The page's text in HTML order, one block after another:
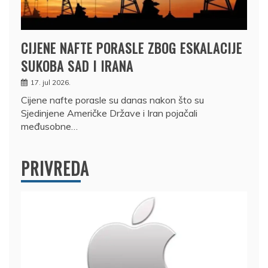
CIJENE NAFTE PORASLE ZBOG ESKALACIJE
SUKOBA SAD I IRANA
17. jul 2026.
Cijene nafte porasle su danas nakon što su
Sjedinjene Američke Države i Iran pojačali
međusobne…
PRIVREDA